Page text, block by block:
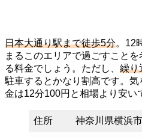
日本大通り駅まで徒歩5分。12
まるこのエリアで過ごすこと
る料金でしょう。ただし、 繰り
駐車するとかなり割高です。
金は12分100円と相場より安い
住所 神奈川県横浜